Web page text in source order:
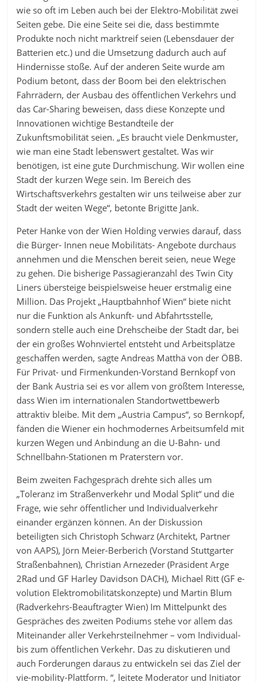
wie so oft im Leben auch bei der Elektro-Mobilität zwei
Seiten gebe. Die eine Seite sei die, dass bestimmte
Produkte noch nicht marktreif seien (Lebensdauer der
Batterien etc.) und die Umsetzung dadurch auch auf
Hindernisse stoße. Auf der anderen Seite wurde am
Podium betont, dass der Boom bei den elektrischen
Fahrrädern, der Ausbau des öffentlichen Verkehrs und
das Car-Sharing beweisen, dass diese Konzepte und
Innovationen wichtige Bestandteile der
Zukunftsmobilität seien. „Es braucht viele Denkmuster,
wie man eine Stadt lebenswert gestaltet. Was wir
benötigen, ist eine gute Durchmischung. Wir wollen eine
Stadt der kurzen Wege sein. Im Bereich des
Wirtschaftsverkehrs gestalten wir uns teilweise aber zur
Stadt der weiten Wege“, betonte Brigitte Jank.
Peter Hanke von der Wien Holding verwies darauf, dass
die Bürger- Innen neue Mobilitäts- Angebote durchaus
annehmen und die Menschen bereit seien, neue Wege
zu gehen. Die bisherige Passagieranzahl des Twin City
Liners übersteige beispielsweise heuer erstmalig eine
Million. Das Projekt „Hauptbahnhof Wien“ biete nicht
nur die Funktion als Ankunft- und Abfahrtsstelle,
sondern stelle auch eine Drehscheibe der Stadt dar, bei
der ein großes Wohnviertel entsteht und Arbeitsplätze
geschaffen werden, sagte Andreas Matthä von der ÖBB.
Für Privat- und Firmenkunden-Vorstand Bernkopf von
der Bank Austria sei es vor allem von größtem Interesse,
dass Wien im internationalen Standortwettbewerb
attraktiv bleibe. Mit dem „Austria Campus“, so Bernkopf,
fänden die Wiener ein hochmodernes Arbeitsumfeld mit
kurzen Wegen und Anbindung an die U-Bahn- und
Schnellbahn-Stationen m Praterstern vor.
Beim zweiten Fachgespräch drehte sich alles um
„Toleranz im Straßenverkehr und Modal Split“ und die
Frage, wie sehr öffentlicher und Individualverkehr
einander ergänzen können. An der Diskussion
beteiligten sich Christoph Schwarz (Architekt, Partner
von AAPS), Jörn Meier-Berberich (Vorstand Stuttgarter
Straßenbahnen), Christian Arnezeder (Präsident Arge
2Rad und GF Harley Davidson DACH), Michael Ritt (GF e-
volution Elektromobilitätskonzepte) und Martin Blum
(Radverkehrs-Beauftragter Wien) Im Mittelpunkt des
Gespräches des zweiten Podiums stehe vor allem das
Miteinander aller Verkehrsteilnehmer – vom Individual-
bis zum öffentlichen Verkehr. Das zu diskutieren und
auch Forderungen daraus zu entwickeln sei das Ziel der
vie-mobility-Plattform. “, leitete Moderator und Initiator